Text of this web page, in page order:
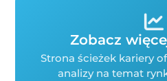
Zobacz
Strona ścieżek kariery
analizy na temat